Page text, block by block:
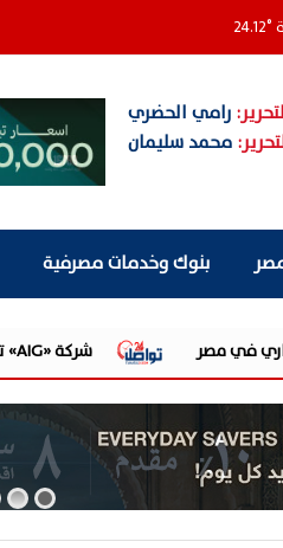
°
24.12
رامي الحضري
محمد سليمان
بنوك وخدمات مصرفية
شركة «AIG» تتعاون مع «CSCEC الصينية» بمشروع «AI Tower» بأعلى المعايير العالمية